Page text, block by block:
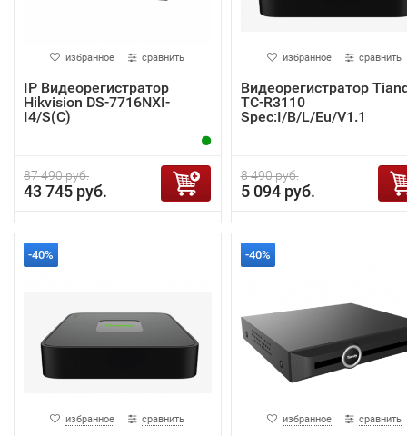
избранное сравнить
IP Видеорегистратор
Hikvision DS-7716NXI-
I4/S(C)
87 490 руб.
43 745 руб.
избранное сравнить
Видеорегистратор
TC-R3110
Spec:I/B/L/Eu/V1.1
8 490 руб.
5 094 руб.
-40%
избранное сравнить
-40%
избранное сравнить